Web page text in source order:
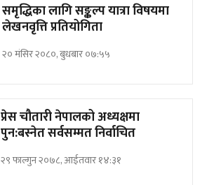
समृद्धिका लागि सङ्कल्प यात्रा विषयमा
लेखनवृत्ति प्रतियोगिता
२० मंसिर २०८०, बुधबार ०७:५५
प्रेस चौतारी नेपालको अध्यक्षमा
पुन:बस्नेत सर्वसम्मत निर्वाचित
२९ फाल्गुन २०७८, आईतवार १४:३१